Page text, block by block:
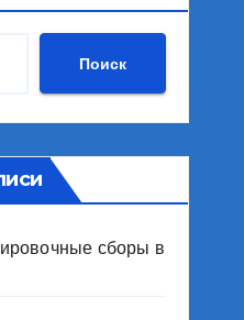
Поиск
сборы в